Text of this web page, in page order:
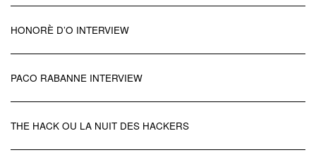
HONORÈ D’O INTERVIEW
PACO RABANNE INTERVIEW
THE HACK OU LA NUIT DES HACKERS